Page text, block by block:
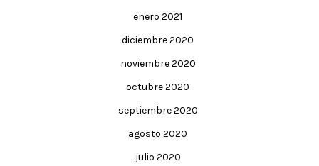
enero 2021
diciembre 2020
noviembre 2020
octubre 2020
septiembre 2020
agosto 2020
julio 2020